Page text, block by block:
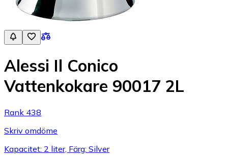
Alessi Il Conico
Vattenkokare 90017 2L
Rank 438
Skriv omdöme
Kapacitet: 2 liter, Färg: Silver